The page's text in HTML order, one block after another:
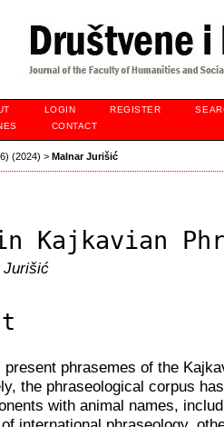
LOGIN REGISTER
CONTACT
(2024) > Malnar Jurišić
Kajkavian
Jurišić
present phrasemes of the
the phraseological corpus
with animal names,